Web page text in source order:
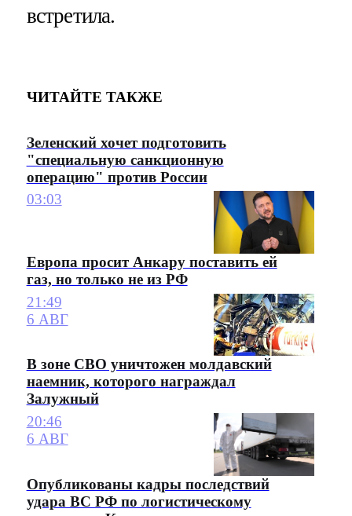
встретила.
ЧИТАЙТЕ ТАКЖЕ
Зеленский хочет подготовить
"специальную санкционную
операцию" против России
03:03
Европа просит Анкару поставить ей
газ, но только не из РФ
21:49
6 АВГ
В зоне СВО уничтожен молдавский
наемник, которого награждал
Залужный
20:46
6 АВГ
Опубликованы кадры последствий
удара ВС РФ по логистическому